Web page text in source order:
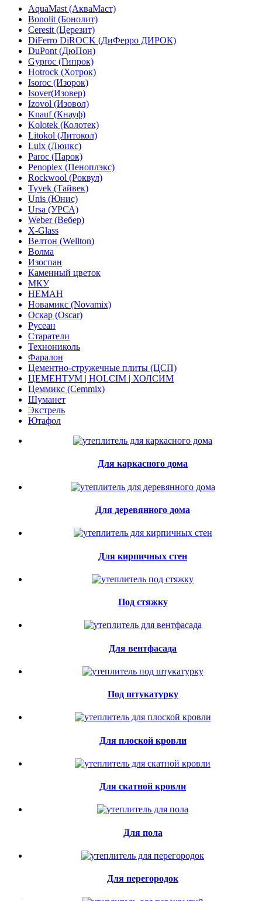
AquaMast (АкваМаст)
Bonolit (Бонолит)
Ceresit (Церезит)
DiFerro DiROCK (ДиФерро ДИРОК)
DuPont (ДюПон)
Gyproc (Гипрок)
Hotrock (Хотрок)
Isoroc (Изорок)
Isover(Изовер)
Izovol (Изовол)
Knauf (Кнауф)
Kolotek (Колотек)
Litokol (Литокол)
Luix (Люикс)
Paroc (Парок)
Penoplex (Пеноплэкс)
Rockwool (Роквул)
Tyvek (Тайвек)
Unis (Юнис)
Ursa (УРСА)
Weber (Вебер)
X-Glass
Велтон (Wellton)
Волма
Изоспан
Каменный цветок
МКУ
НЕМАН
Новамикс (Novamix)
Оскар (Oscar)
Русеан
Старатели
Технониколь
Фаралон
Цементно-стружечные плиты (ЦСП)
ЦЕМЕНТУМ | HOLCIM | ХОЛСИМ
Цеммикс (Cemmix)
Шуманет
Экстрель
Ютафол
Для каркасного дома
Для деревянного дома
Для кирпичных стен
Под стяжку
Для вентфасада
Под штукатурку
Для плоской кровли
Для скатной кровли
Для пола
Для перегородок